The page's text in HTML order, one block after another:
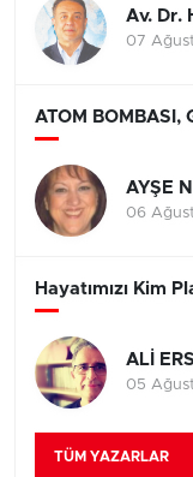
Av. Dr.
07
ATOM BOMBASI,
AYŞE
06
Hayatımızı Kim
ALİ
05
TÜM YAZARLAR